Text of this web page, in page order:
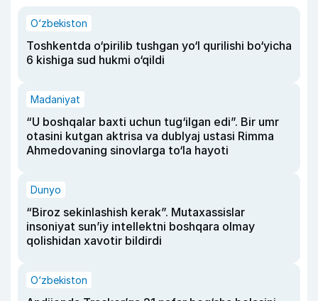
O‘zbekiston
Toshkentda o‘pirilib tushgan yo‘l qurilishi bo‘yicha
6 kishiga sud hukmi o‘qildi
Madaniyat
“U boshqalar baxti uchun tug‘ilgan edi”. Bir umr
otasini kutgan aktrisa va dublyaj ustasi Rimma
Ahmedovaning sinovlarga to‘la hayoti
Dunyo
“Biroz sekinlashish kerak”. Mutaxassislar
insoniyat sun’iy intellektni boshqara olmay
qolishidan xavotir bildirdi
O‘zbekiston